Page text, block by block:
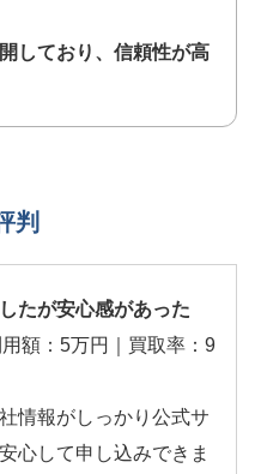
しており、信頼性が高
判
たが安心感があった
額：5万円｜買取率：9
情報がしっかり公式サ
心して申し込みできま